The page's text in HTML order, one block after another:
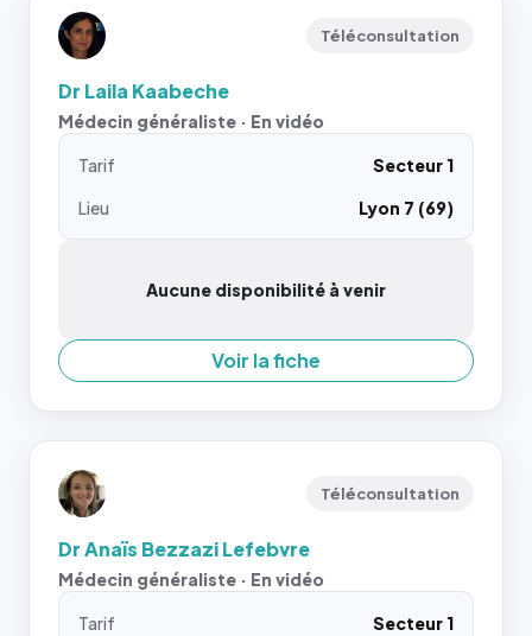
Téléconsultation
Dr Laila Kaabeche
Médecin généraliste · En vidéo
Tarif
Secteur 1
Lieu
Lyon 7 (69)
Aucune disponibilité à venir
Voir la fiche
Téléconsultation
Dr Anaïs Bezzazi Lefebvre
Médecin généraliste · En vidéo
Tarif
Secteur 1